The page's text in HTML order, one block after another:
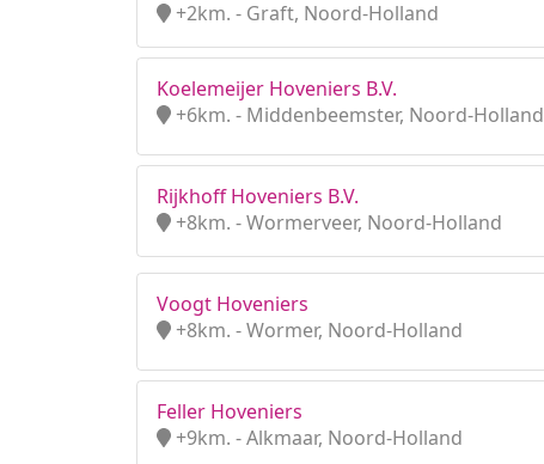
+2km. - Graft, Noord-Holland
Koelemeijer Hoveniers B.V.
+6km. - Middenbeemster, Noord-Holland
Rijkhoff Hoveniers B.V.
+8km. - Wormerveer, Noord-Holland
Voogt Hoveniers
+8km. - Wormer, Noord-Holland
Feller Hoveniers
+9km. - Alkmaar, Noord-Holland